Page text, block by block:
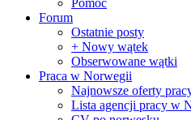
Pomoc
Forum
Ostatnie posty
+ Nowy wątek
Obserwowane wątki
Praca w Norwegii
Najnowsze oferty
Lista agencji pracy w